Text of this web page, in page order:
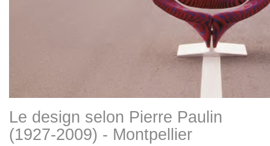
Le design selon Pierre Paulin
(1927-2009) - Montpellier